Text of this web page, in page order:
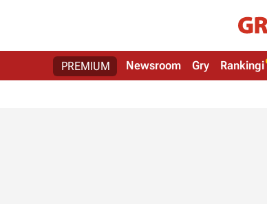
PREMIUM Newsroom Gry Rankingi